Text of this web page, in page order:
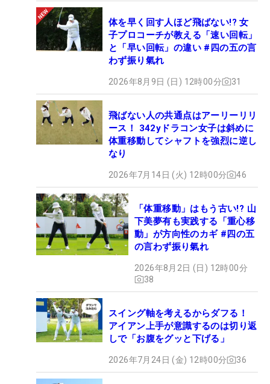
体を早く回す人ほど飛ばない!? 女
子プロコーチが教える「速い回転」
と「早い回転」の違い #四の五の言
わず振り氣れ
2026年8月9日 (日) 12時00分 31
飛ばない人の共通点はアーリーリリ
ース！ 342yドラコン女子は斜めに
体重移動してシャフトを強烈に逆し
なり
2026年7月14日 (火) 12時00分 46
「体重移動」はもう古い!? 山
下美夢有も実践する「重心移
動」が方向性のカギ #四の五
の言わず振り氣れ
2026年8月2日 (日) 12時00分
38
スイング軸を考えるからダフる！
アイアン上手が意識するのは切り返
しで「お腹をグッと下げる」
2026年7月24日 (金) 12時00分 36